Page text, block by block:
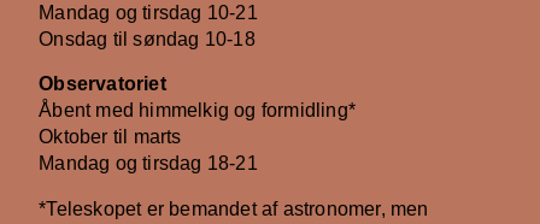
Mandag og tirsdag 10-21
Onsdag til søndag 10-18
Observatoriet
Åbent med himmelkig og formidling*
Oktober til marts
Mandag og tirsdag 18-21
*Teleskopet er bemandet af astronomer, men